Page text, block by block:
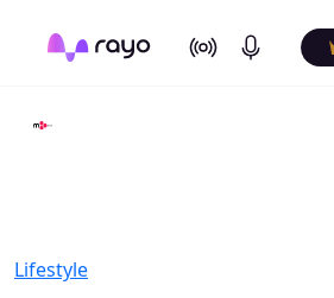
On Air Podcasts
Lifestyle